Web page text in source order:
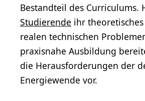
Bestandteil des Curriculums.
Studierende ihr
realen technischen
praxisnahe Ausbildung
die Herausforderungen der
Energiewende vor.